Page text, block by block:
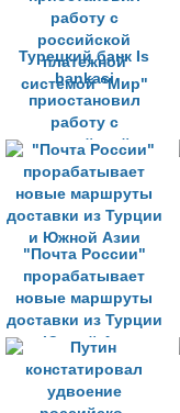
Турецкий банк Is
bankasi
приостановил
работу с
российской
платежной
системой "Мир"
"Почта России"
прорабатывает
новые маршруты
доставки из Турции
и Южной Азии